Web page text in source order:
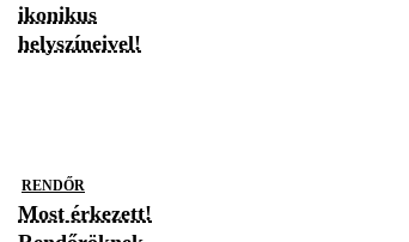
ikonikus
helyszíneivel!
RENDŐR
Most érkezett!